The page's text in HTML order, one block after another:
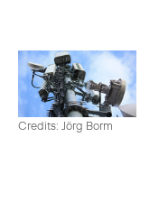
Credits: Jörg Borm